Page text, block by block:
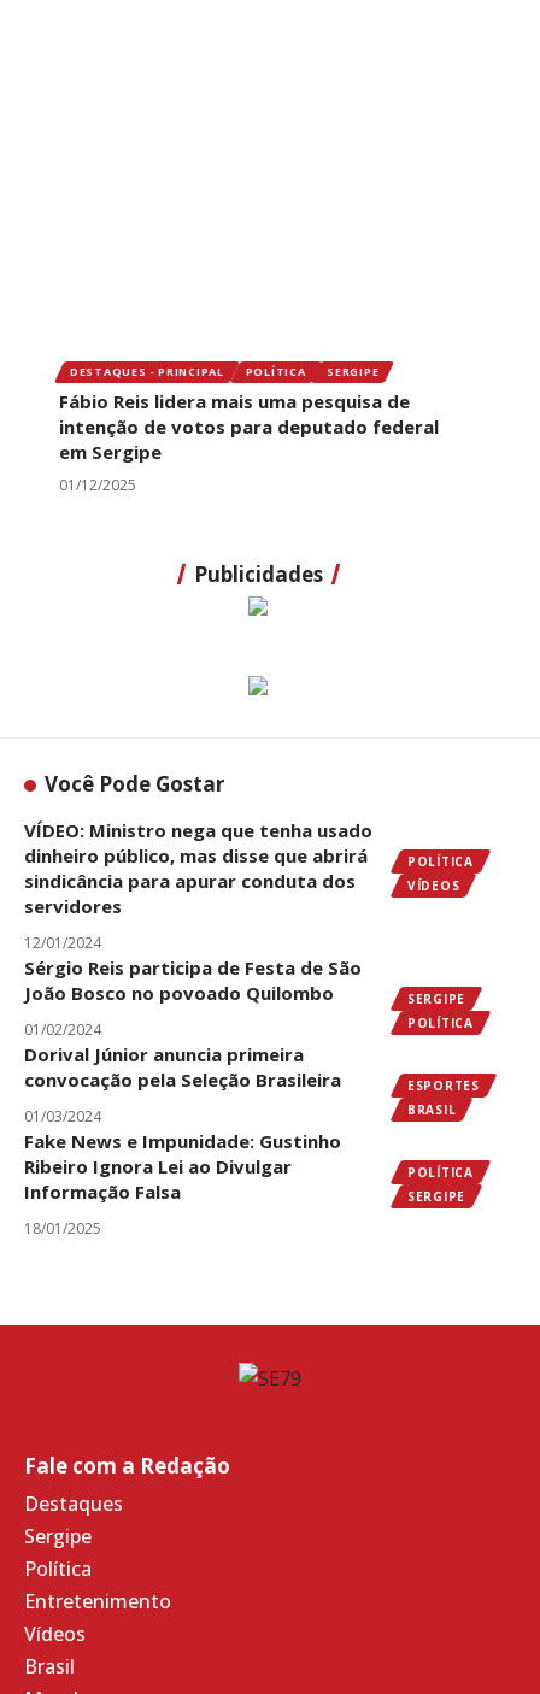
DESTAQUES - PRINCIPAL POLÍTICA SERGIPE
Fábio Reis lidera mais uma pesquisa de
intenção de votos para deputado federal
em Sergipe
01/12/2025
Publicidades
Você Pode Gostar
POLÍTICA
VÍDEOS
VÍDEO: Ministro nega que tenha usado
dinheiro público, mas disse que abrirá
sindicância para apurar conduta dos
servidores
12/01/2024
SERGIPE
POLÍTICA
Sérgio Reis participa de Festa de São
João Bosco no povoado Quilombo
01/02/2024
ESPORTES
BRASIL
Dorival Júnior anuncia primeira
convocação pela Seleção Brasileira
01/03/2024
POLÍTICA
SERGIPE
Fake News e Impunidade: Gustinho
Ribeiro Ignora Lei ao Divulgar
Informação Falsa
18/01/2025
Fale com a Redação
Destaques
Sergipe
Política
Entretenimento
Vídeos
Brasil